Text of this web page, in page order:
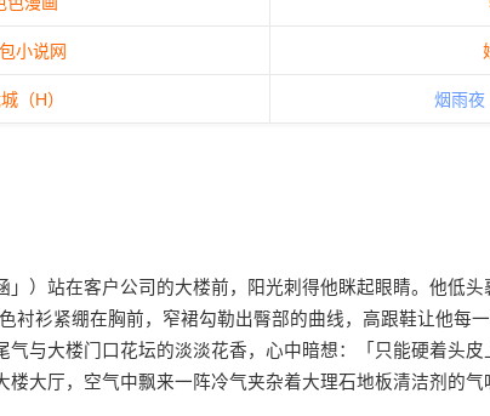
小说网
（H） 烟雨夜
」）站在客户公司的大楼前，阳光刺得他眯起眼睛。他低
衬衫紧绷在胸前，窄裙勾勒出臀部的曲线，高跟鞋让他每
气与大楼门口花坛的淡淡花香，心中暗想：「只能硬着头
楼大厅，空气中飘来一阵冷气夹杂着大理石地板清洁剂的气